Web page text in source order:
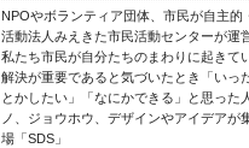
NPOやボランティア団体、市民が自主
活動法人みえきた市民活動センターが運
私たち市民が自分たちのまわりに起きて
解決が重要であると気づいたとき「いっ
とかしたい」「なにかできる」と思っ
ノ、ジョウホウ、デザインやアイデア
場「SDS」